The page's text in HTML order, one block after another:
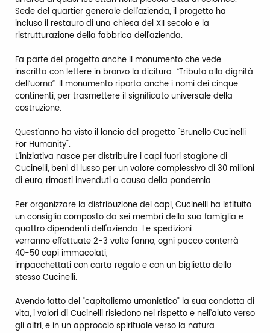
Sede del quartier generale dell’azienda, il progetto ha
incluso il restauro di una chiesa del XII secolo e la
ristrutturazione della fabbrica dell'azienda.
Fa parte del progetto anche il monumento che vede
inscritta con lettere in bronzo la dicitura: “Tributo alla dignità
dell’uomo”. Il monumento riporta anche i nomi dei cinque
continenti, per trasmettere il significato universale della
costruzione.
Quest'anno ha visto il lancio del progetto "Brunello Cucinelli
For Humanity".
L'iniziativa nasce per distribuire i capi fuori stagione di
Cucinelli, beni di lusso per un valore complessivo di 30 milioni
di euro, rimasti invenduti a causa della pandemia.
Per organizzare la distribuzione dei capi, Cucinelli ha istituito
un consiglio composto da sei membri della sua famiglia e
quattro dipendenti dell'azienda. Le spedizioni
verranno effettuate 2-3 volte l'anno, ogni pacco conterrà
40-50 capi immacolati,
impacchettati con carta regalo e con un biglietto dello
stesso Cucinelli.
Avendo fatto del "capitalismo umanistico" la sua condotta di
vita, i valori di Cucinelli risiedono nel rispetto e nell’aiuto verso
gli altri, e in un approccio spirituale verso la natura.